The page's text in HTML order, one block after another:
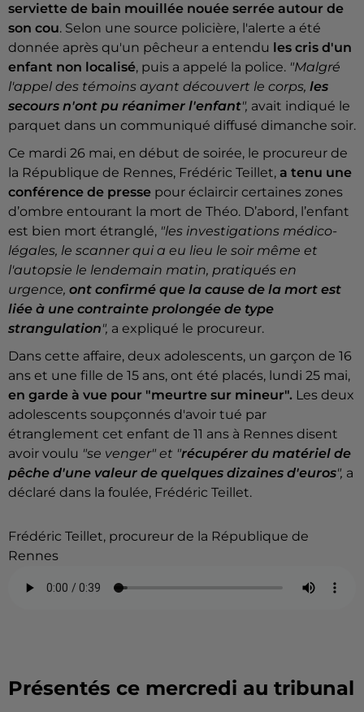
serviette de bain mouillée nouée serrée autour de
son cou. Selon une source policière, l'alerte a été
donnée après qu'un pêcheur a entendu les cris d'un
enfant non localisé, puis a appelé la police. "Malgré
l'appel des témoins ayant découvert le corps, les
secours n'ont pu réanimer l'enfant", avait indiqué le
parquet dans un communiqué diffusé dimanche soir.
Ce mardi 26 mai, en début de soirée, le procureur de
la République de Rennes, Frédéric Teillet, a tenu une
conférence de presse pour éclaircir certaines zones
d’ombre entourant la mort de Théo. D’abord, l’enfant
est bien mort étranglé, "les investigations médico-
légales, le scanner qui a eu lieu le soir même et
l'autopsie le lendemain matin, pratiqués en
urgence, ont confirmé que la cause de la mort est
liée à une contrainte prolongée de type
strangulation", a expliqué le procureur.
Dans cette affaire, deux adolescents, un garçon de 16
ans et une fille de 15 ans, ont été placés, lundi 25 mai,
en garde à vue pour "meurtre sur mineur". Les deux
adolescents soupçonnés d'avoir tué par
étranglement cet enfant de 11 ans à Rennes disent
avoir voulu "se venger" et "récupérer du matériel de
pêche d'une valeur de quelques dizaines d'euros", a
déclaré dans la foulée, Frédéric Teillet.
Frédéric Teillet, procureur de la République de
Rennes
Présentés ce mercredi au tribunal